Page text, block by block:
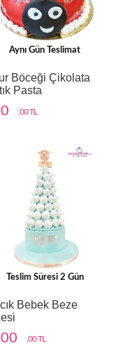
Aynı Gün Teslimat
Böceği Çikolata
Pasta
,00 TL
Teslim Süresi 2 Gün
Bebek Beze
,00 TL